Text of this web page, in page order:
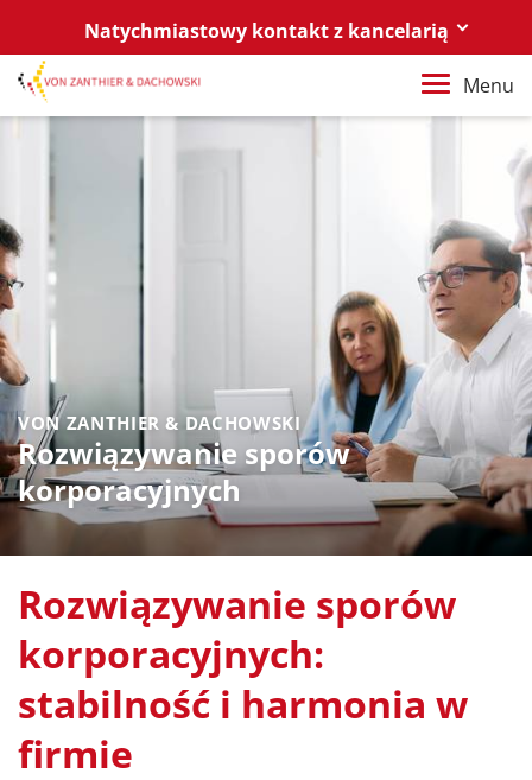
Natychmiastowy kontakt z kancelarią
Berlin
+49 30 88 03 59 0
Poznań / Warszawa
Berlin
berlin@vonzanthier.com
Poznań / Warszawa
Menu
VON ZANTHIER & DACHOWSKI
Rozwiązywanie sporów
korporacyjnych
Rozwiązywanie sporów
korporacyjnych:
stabilność i harmonia w
firmie